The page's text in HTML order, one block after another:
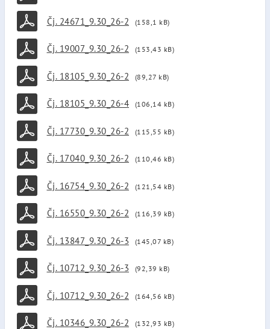
Čj. 24671_9.30_26-2 (158,1 kB)
Čj. 19007_9.30_26-2 (153,43 kB)
Čj. 18105_9.30_26-2 (89,27 kB)
Čj. 18105_9.30_26-4 (106,14 kB)
Čj. 17730_9.30_26-2 (115,55 kB)
Čj. 17040_9.30_26-2 (110,46 kB)
Čj. 16754_9.30_26-2 (121,54 kB)
Čj. 16550_9.30_26-2 (116,39 kB)
Čj. 13847_9.30_26-3 (145,07 kB)
Čj. 10712_9.30_26-3 (92,39 kB)
Čj. 10712_9.30_26-2 (164,56 kB)
Čj. 10346_9.30_26-2 (132,93 kB)